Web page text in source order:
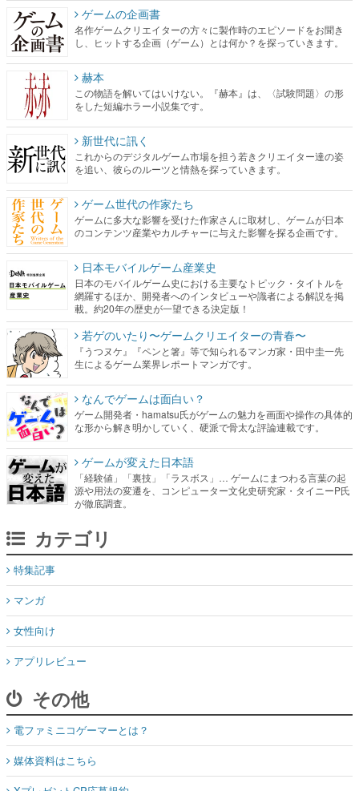
ゲームの企画書
名作ゲームクリエイターの方々に製作時のエピソードをお聞き
し、ヒットする企画（ゲーム）とは何か？を探っていきます。
赫本
この物語を解いてはいけない。『赫本』は、〈試験問題〉の形
をした短編ホラー小説集です。
新世代に訊く
これからのデジタルゲーム市場を担う若きクリエイター達の姿
を追い、彼らのルーツと情熱を探っていきます。
ゲーム世代の作家たち
ゲームに多大な影響を受けた作家さんに取材し、ゲームが日本
のコンテンツ産業やカルチャーに与えた影響を探る企画です。
日本モバイルゲーム産業史
日本のモバイルゲーム史における主要なトピック・タイトルを
網羅するほか、開発者へのインタビューや識者による解説を掲
載。約20年の歴史が一望できる決定版！
若ゲのいたり〜ゲームクリエイターの青春〜
『うつヌケ』『ペンと箸』等で知られるマンガ家・田中圭一先
生によるゲーム業界レポートマンガです。
なんでゲームは面白い？
ゲーム開発者・hamatsu氏がゲームの魅力を画面や操作の具体的
な形から解き明かしていく、硬派で骨太な評論連載です。
ゲームが変えた日本語
「経験値」「裏技」「ラスボス」… ゲームにまつわる言葉の起
源や用法の変遷を、コンピューター文化史研究家・タイニーP氏
が徹底調査。
カテゴリ
特集記事
マンガ
女性向け
アプリレビュー
その他
電ファミニコゲーマーとは？
媒体資料はこちら